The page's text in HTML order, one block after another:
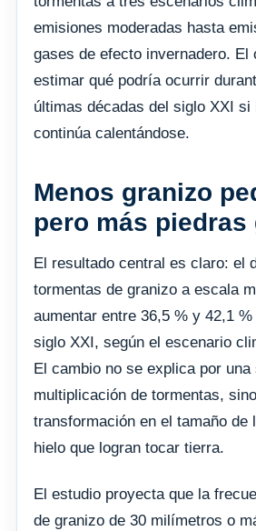
emisiones moderadas hasta
gases de efecto invernadero. El
estimar qué podría ocurrir
últimas décadas del siglo XXI si
continúa calentándose.
Menos granizo
pero más piedras
El resultado central es claro: el
tormentas de granizo a escala
aumentar entre 36,5 % y 42,1 %
siglo XXI, según el escenario
El cambio no se explica por una
multiplicación de tormentas,
transformación en el tamaño de
hielo que logran tocar tierra.
El estudio proyecta que la
de granizo de 30 milímetros o